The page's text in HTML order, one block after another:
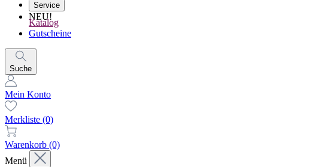
Service
NEU!
Katalog
Gutscheine
Suche
Mein Konto
Merkliste (0)
Warenkorb (0)
Menü